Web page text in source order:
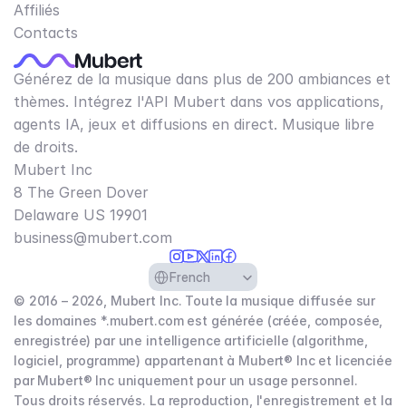
Affiliés
Contacts
Générez de la musique dans plus de 200 ambiances et
thèmes. Intégrez l'API Mubert dans vos applications,
agents IA, jeux et diffusions en direct. Musique libre
de droits.
Mubert Inc
8 The Green Dover
Delaware US 19901​
business@mubert.com
Select Language
French
© 2016 – 2026, Mubert Inc. Toute la musique diffusée sur
les domaines *.mubert.com est générée (créée, composée,
enregistrée) par une intelligence artificielle (algorithme,
logiciel, programme) appartenant à Mubert® Inc et licenciée
par Mubert® Inc uniquement pour un usage personnel.
Tous droits réservés. La reproduction, l'enregistrement et la